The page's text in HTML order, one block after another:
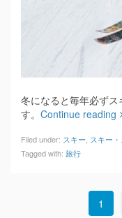
冬になると毎年必ず
す。 Continue reading
Filed under: スキー スキー
Tagged with: 旅行
1